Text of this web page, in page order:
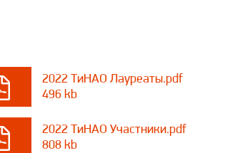
2022 ТиНАО Лауреаты.pdf
496 kb
2022 ТиНАО Участники.pdf
808 kb